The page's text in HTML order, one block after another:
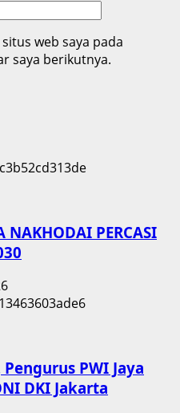
web saya pada
saya berikutnya.
NAKHODAI PERCASI
PWI Jaya
DKI Jakarta